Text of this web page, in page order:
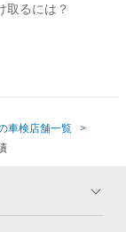
取るには？
車検店舗一覧